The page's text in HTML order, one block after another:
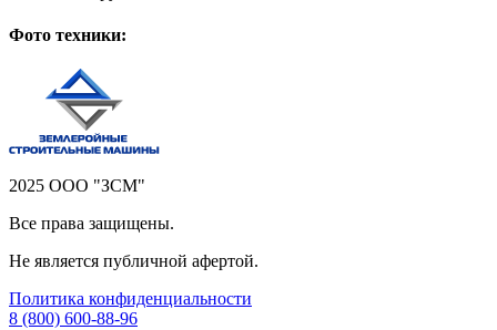
Фото техники:
2025 ООО "ЗСМ"
Все права защищены.
Не является публичной афертой.
Политика конфиденциальности
8 (800) 600-88-96